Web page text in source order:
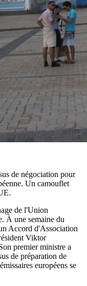
de négociation pour
Un camouflet
de l'Union
À une semaine du
Accord d'Association
Viktor
premier ministre a
de préparation de
européens se